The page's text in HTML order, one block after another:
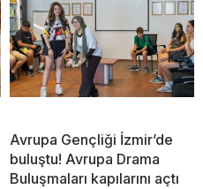
Avrupa Gençliği İzmir’de
buluştu! Avrupa Drama
Buluşmaları kapılarını açtı